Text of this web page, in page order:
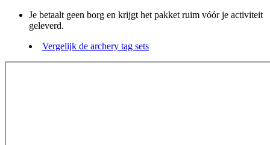
Je betaalt geen borg en krijgt het pakket ruim vóór je activiteit
geleverd.
Vergelijk de archery tag sets